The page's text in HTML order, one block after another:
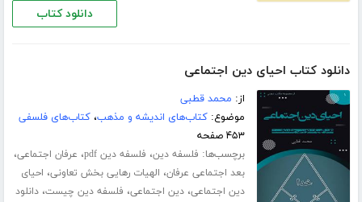
دانلود کتاب
دانلود کتاب احیای دین اجتماعی
از: محمد قطبی
موضوع:کتاب‌های اندیشه و مذهب،کتاب‌های فلسفی
۴۵۳ صفحه
برچسب‌ها: فلسفه دین، فلسفه دین pdf ، عرفان اجتماعی،
بعد اجتماعی عرفان، الهیات رهایی بخش تعاونی، احیای
دین اجتماعی،دین اجتماعی، فلسفه دین چیست،دانلود